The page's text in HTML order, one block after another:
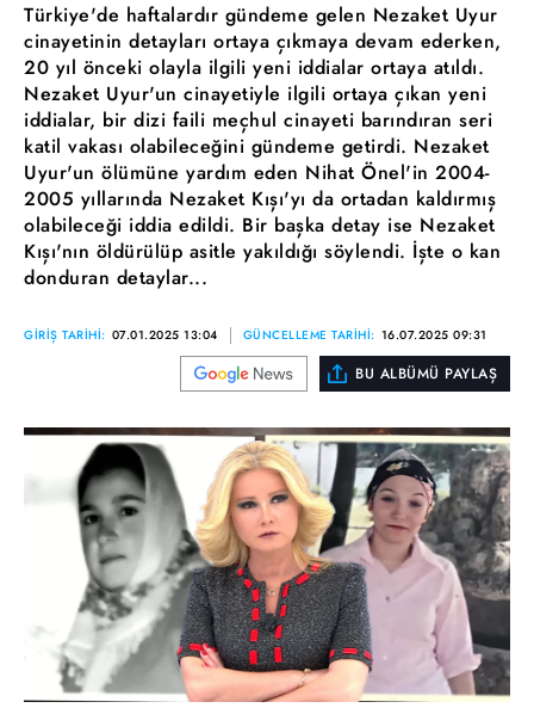
Türkiye'de haftalardır gündeme gelen Nezaket Uyur
cinayetinin detayları ortaya çıkmaya devam ederken,
20 yıl önceki olayla ilgili yeni iddialar ortaya atıldı.
Nezaket Uyur'un cinayetiyle ilgili ortaya çıkan yeni
iddialar, bir dizi faili meçhul cinayeti barındıran seri
katil vakası olabileceğini gündeme getirdi. Nezaket
Uyur'un ölümüne yardım eden Nihat Önel'in 2004-
2005 yıllarında Nezaket Kışı'yı da ortadan kaldırmış
olabileceği iddia edildi. Bir başka detay ise Nezaket
Kışı'nın öldürülüp asitle yakıldığı söylendi. İşte o kan
donduran detaylar...
GİRİŞ TARİHİ: 07.01.2025 13:04 GÜNCELLEME TARİHİ: 16.07.2025 09:31
BU ALBÜMÜ PAYLAŞ